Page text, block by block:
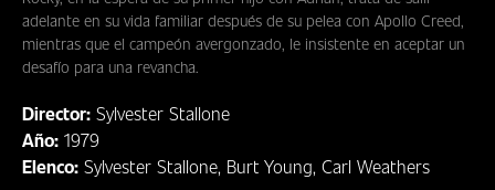
DÓNDE
VERNOS
CLUB
adelante en su vida familiar después de su pelea con Apollo Creed,
mientras que el campeón avergonzado, le insistente en aceptar un
desafío para una revancha.
Director: Sylvester Stallone
Año: 1979
Elenco: Sylvester Stallone, Burt Young, Carl Weathers